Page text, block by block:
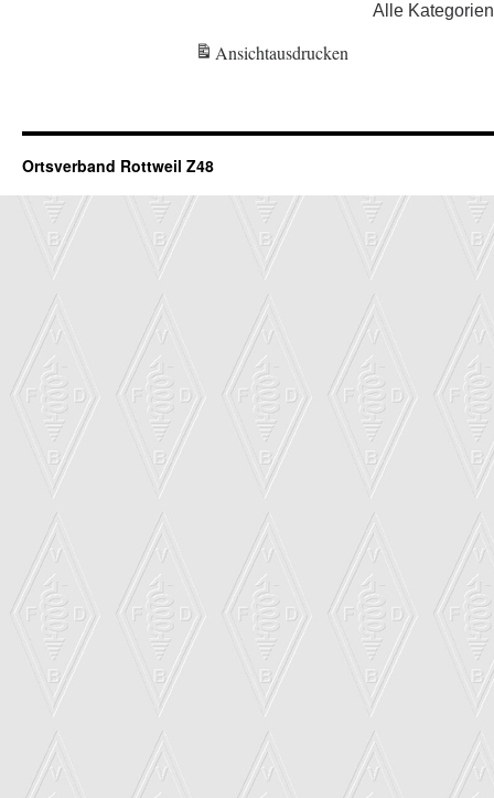
Alle Kategorien
Ansichtausdrucken
Ortsverband Rottweil Z48